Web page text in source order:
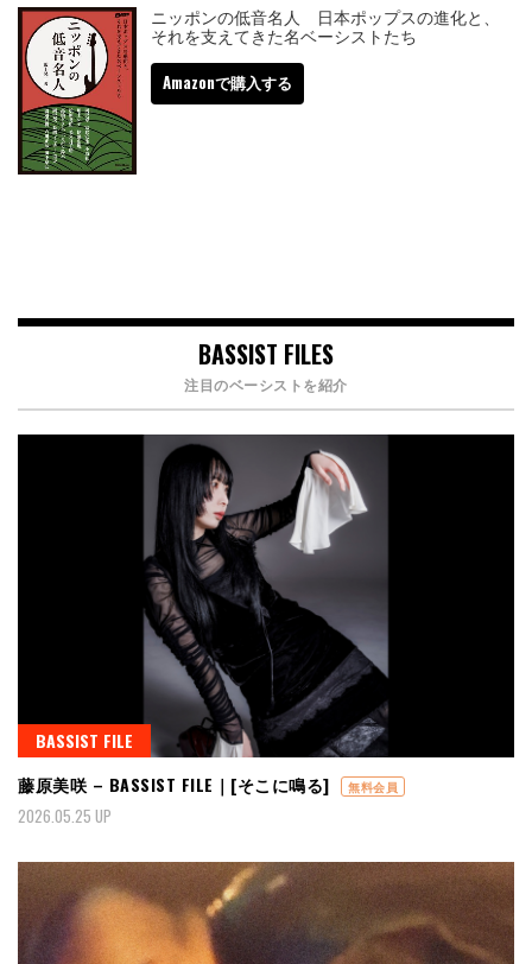
ニッポンの低音名人 日本ポップスの進化と、
それを支えてきた名ベーシストたち
Amazonで購入する
BASSIST FILES
注目のベーシストを紹介
BASSIST FILE
藤原美咲 – BASSIST FILE｜[そこに鳴る]
無料会員
2026.05.25 UP